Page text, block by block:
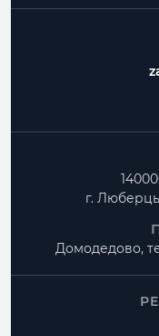
г.
Домодедово,